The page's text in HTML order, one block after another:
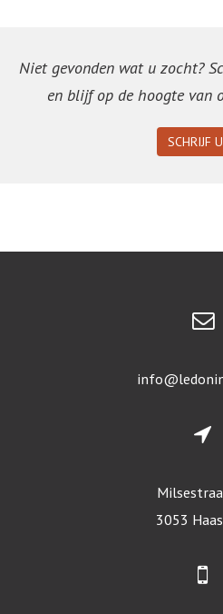
Niet gevonden wat u zocht?
en blijf op de hoogte van
SCHRIJF
3053